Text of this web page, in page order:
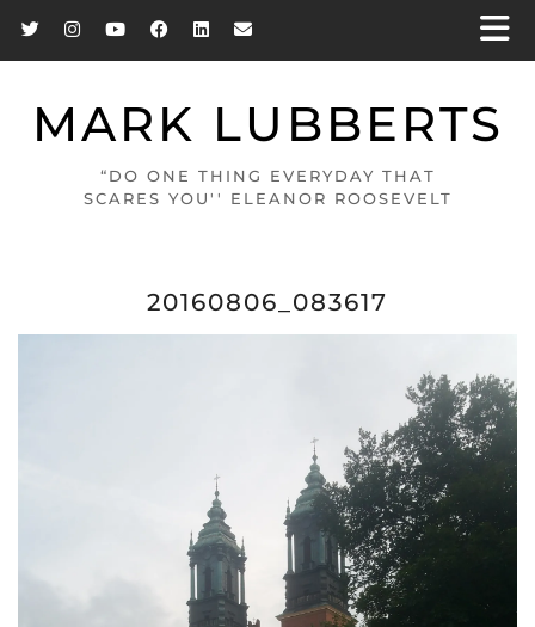
MARK LUBBERTS
“DO ONE THING EVERYDAY THAT
SCARES YOU'' ELEANOR ROOSEVELT
20160806_083617